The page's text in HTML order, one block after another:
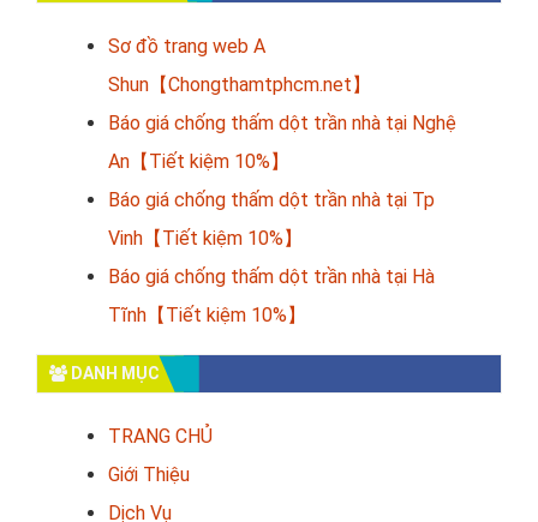
Sơ đồ trang web A
Shun【Chongthamtphcm.net】
Báo giá chống thấm dột trần nhà tại Nghệ
An【Tiết kiệm 10%】
Báo giá chống thấm dột trần nhà tại Tp
Vinh【Tiết kiệm 10%】
Báo giá chống thấm dột trần nhà tại Hà
Tĩnh【Tiết kiệm 10%】
DANH MỤC
TRANG CHỦ
Giới Thiệu
Dịch Vụ